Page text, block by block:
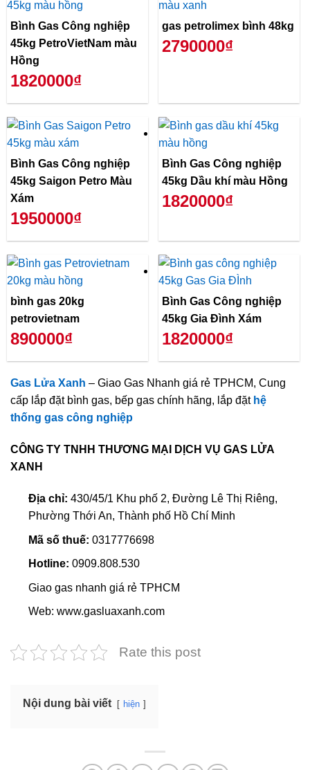
Bình Gas Công nghiệp
45kg PetroVietNam màu
Hồng
1820000₫
gas petrolimex bình 48kg
2790000₫
Bình Gas Công nghiệp
45kg Saigon Petro Màu
Xám
1950000₫
Bình Gas Công nghiệp
45kg Dầu khí màu Hồng
1820000₫
bình gas 20kg
petrovietnam
890000₫
Bình Gas Công nghiệp
45kg Gia Đình Xám
1820000₫
Gas Lửa Xanh – Giao Gas Nhanh giá rẻ TPHCM, Cung
cấp lắp đặt bình gas, bếp gas chính hãng, lắp đặt hệ
thống gas công nghiệp
CÔNG TY TNHH THƯƠNG MẠI DỊCH VỤ GAS LỬA
XANH
Địa chỉ: 430/45/1 Khu phố 2, Đường Lê Thị Riêng,
Phường Thới An, Thành phố Hồ Chí Minh
Mã số thuế: 0317776698
Hotline: 0909.808.530
Giao gas nhanh giá rẻ TPHCM
Web: www.gasluaxanh.com
Rate this post
Nội dung bài viết hiện